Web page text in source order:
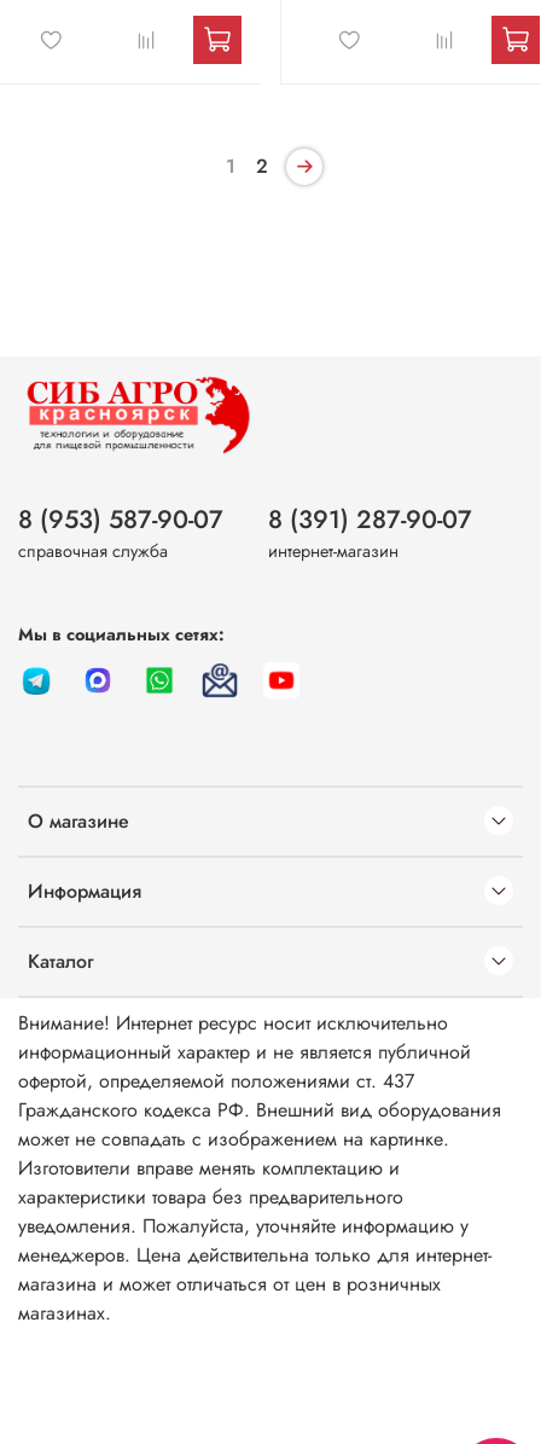
1 2
О магазине
Информация
Каталог
8 (953) 587-90-07
справочная служба
8 (391) 287-90-07
интернет-магазин
Мы в социальных сетях:
Внимание! Интернет ресурс носит исключительно
информационный характер и не является публичной
офертой, определяемой положениями ст. 437
Гражданского кодекса РФ. Внешний вид оборудования
может не совпадать с изображением на картинке.
Изготовители вправе менять комплектацию и
характеристики товара без предварительного
уведомления. Пожалуйста, уточняйте информацию у
менеджеров. Цена действительна только для интернет-
магазина и может отличаться от цен в розничных
магазинах.